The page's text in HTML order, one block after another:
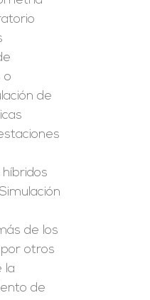
o
de
de los
otros
la
de